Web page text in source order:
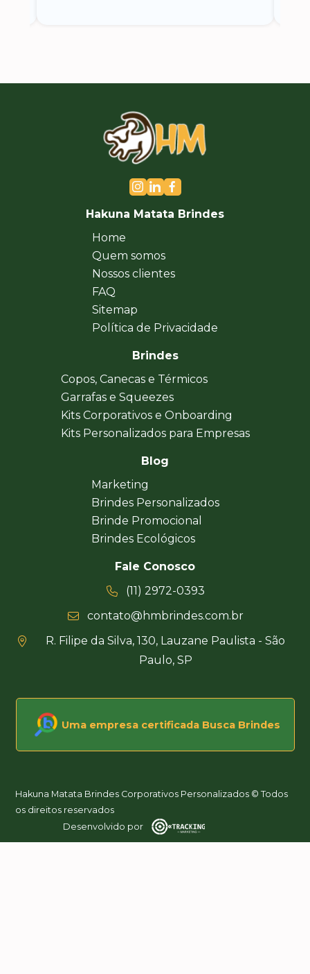
Hakuna Matata Brindes
Home
Quem somos
Nossos clientes
FAQ
Sitemap
Política de Privacidade
Brindes
Copos, Canecas e Térmicos
Garrafas e Squeezes
Kits Corporativos e Onboarding
Kits Personalizados para Empresas
Blog
Marketing
Brindes Personalizados
Brinde Promocional
Brindes Ecológicos
Fale Conosco
(11) 2972-0393
contato@hmbrindes.com.br
R. Filipe da Silva, 130, Lauzane Paulista - São
Paulo, SP
Uma empresa certificada Busca Brindes
Hakuna Matata Brindes Corporativos Personalizados © Todos
os direitos reservados
Desenvolvido por